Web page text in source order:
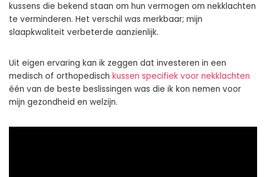
kussens die bekend staan om hun vermogen om nekklachten
te verminderen. Het verschil was merkbaar; mijn
slaapkwaliteit verbeterde aanzienlijk.
Uit eigen ervaring kan ik zeggen dat investeren in een
medisch of orthopedisch kussen specifiek voor nekklachten
één van de beste beslissingen was die ik kon nemen voor
mijn gezondheid en welzijn.